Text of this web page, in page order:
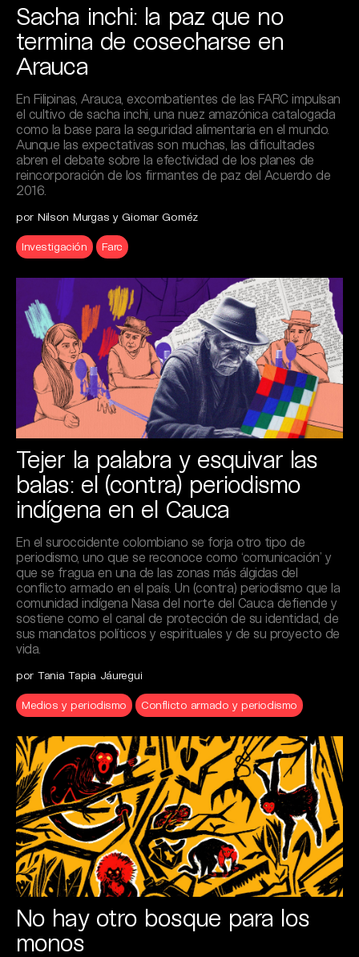
Sacha inchi: la paz que no
termina de cosecharse en
Arauca
En Filipinas, Arauca, excombatientes de las FARC impulsan
el cultivo de sacha inchi, una nuez amazónica catalogada
como la base para la seguridad alimentaria en el mundo.
Aunque las expectativas son muchas, las dificultades
abren el debate sobre la efectividad de los planes de
reincorporación de los firmantes de paz del Acuerdo de
2016.
por Nilson Murgas y Giomar Goméz
Investigación Farc
Tejer la palabra y esquivar las
balas: el (contra) periodismo
indígena en el Cauca
En el suroccidente colombiano se forja otro tipo de
periodismo, uno que se reconoce como ‘comunicación’ y
que se fragua en una de las zonas más álgidas del
conflicto armado en el país. Un (contra) periodismo que la
comunidad indígena Nasa del norte del Cauca defiende y
sostiene como el canal de protección de su identidad, de
sus mandatos políticos y espirituales y de su proyecto de
vida.
por Tania Tapia Jáuregui
Medios y periodismo Conflicto armado y periodismo
No hay otro bosque para los
monos